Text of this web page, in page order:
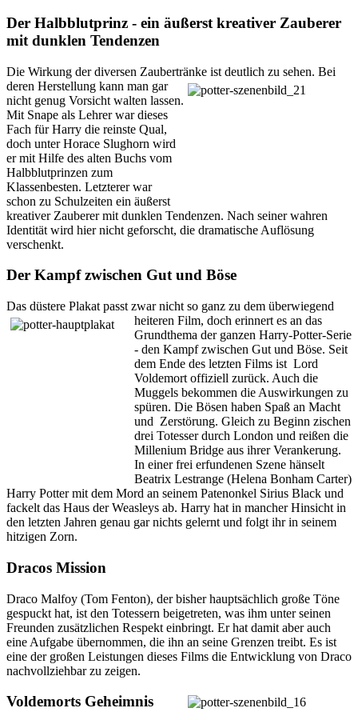
Der Halbblutprinz - ein äußerst kreativer Zauberer
mit dunklen Tendenzen
Die Wirkung der diversen Zaubertränke ist deutlich zu sehen. Bei
deren Herstellung kann man gar
nicht genug Vorsicht walten lassen.
Mit Snape als Lehrer war dieses
Fach für Harry die reinste Qual,
doch unter Horace Slughorn wird
er mit Hilfe des alten Buchs vom
Halbblutprinzen zum
Klassenbesten. Letzterer war
schon zu Schulzeiten ein äußerst
kreativer Zauberer mit dunklen Tendenzen. Nach seiner wahren
Identität wird hier nicht geforscht, die dramatische Auflösung
verschenkt.
Der Kampf zwischen Gut und Böse
Das düstere Plakat passt zwar nicht so ganz zu dem überwiegend
heiteren Film, doch erinnert es an das
Grundthema der ganzen Harry-Potter-Serie
- den Kampf zwischen Gut und Böse. Seit
dem Ende des letzten Films ist Lord
Voldemort offiziell zurück. Auch die
Muggels bekommen die Auswirkungen zu
spüren. Die Bösen haben Spaß an Macht
und Zerstörung. Gleich zu Beginn zischen
drei Totesser durch London und reißen die
Millenium Bridge aus ihrer Verankerung.
In einer frei erfundenen Szene hänselt
Beatrix Lestrange (Helena Bonham Carter)
Harry Potter mit dem Mord an seinem Patenonkel Sirius Black und
fackelt das Haus der Weasleys ab. Harry hat in mancher Hinsicht in
den letzten Jahren genau gar nichts gelernt und folgt ihr in seinem
hitzigen Zorn.
Dracos Mission
Draco Malfoy (Tom Fenton), der bisher hauptsächlich große Töne
gespuckt hat, ist den Totessern beigetreten, was ihm unter seinen
Freunden zusätzlichen Respekt einbringt. Er hat damit aber auch
eine Aufgabe übernommen, die ihn an seine Grenzen treibt. Es ist
eine der großen Leistungen dieses Films die Entwicklung von Draco
nachvollziehbar zu zeigen.
Voldemorts Geheimnis